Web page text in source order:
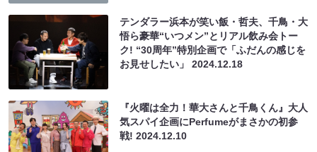
テンダラー浜本が笑い飯・哲夫、千鳥・大
悟ら豪華“いつメン”とリアル飲み会トー
ク! “30周年”特別企画で「ふだんの感じを
お見せしたい」2024.12.18
『火曜は全力！華大さんと千鳥くん』大人
気スパイ企画にPerfumeがまさかの初参
戦!2024.12.10